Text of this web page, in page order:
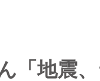
「地震